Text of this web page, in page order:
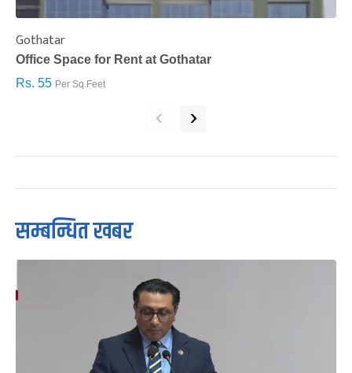
Gothatar
Office Space for Rent at Gothatar
Rs. 55 Per Sq.Feet
‹ ›
सम्बन्धित खबर